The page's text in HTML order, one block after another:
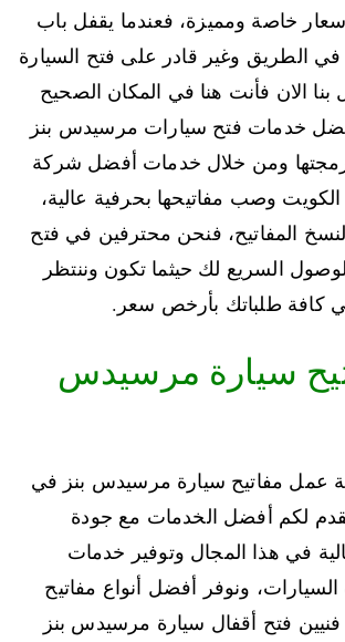
خاصة ومميزة، فعندما يقفل باب
الطريق وغير قادر على فتح السيارة
بنا الان فأنت هنا في المكان الصحيح
خدمات فتح سيارات مرسيدس بنز
ومن خلال خدمات أفضل شركة
وصب مفاتيحها بحرفية عالية،
المفاتيح، فنحن محترفين في فتح
السريع لك حيثما تكون وننتظر
كافة طلباتك بأرخص سعر.
سيارة مرسيدس
عمل مفاتيح سيارة مرسيدس بنز في
لكم أفضل الخدمات مع جودة
في هذا المجال وتوفير خدمات
ونوفر أفضل أنواع مفاتيح
فتح أقفال سيارة مرسيدس بنز